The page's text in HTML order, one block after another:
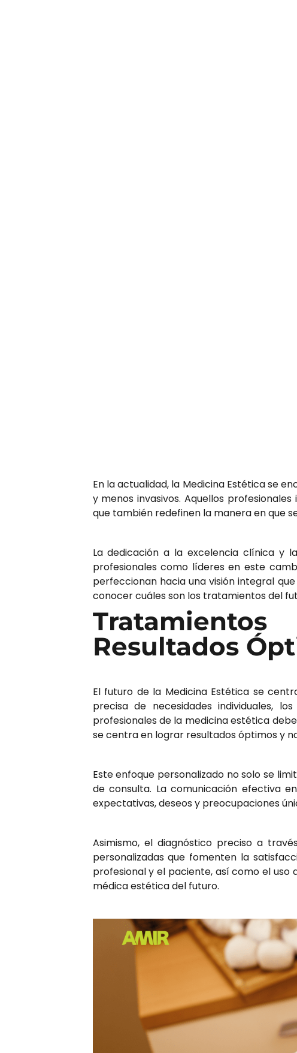
En la actualidad, la Medicina Estéticase
y menos invasivos. Aquellos
que también redefinen la manera en que
La dedicación a la excelencia clínica y
profesionales como líderes en este
perfeccionan hacia una visión integral
conocer cuáles son los tratamientos del
Resultados
El futuro de la Medicina Estética se
precisa de necesidades individuales,
profesionales de la medicina estética
se centra en lograr resultados óptimos y
Este enfoque personalizado no solo se
de consulta. La comunicación efectiva
expectativas, deseos y preocupaciones
Asimismo, el diagnóstico preciso a
personalizadas que fomenten la
profesional y el paciente, así como el uso
médica estética del futuro.